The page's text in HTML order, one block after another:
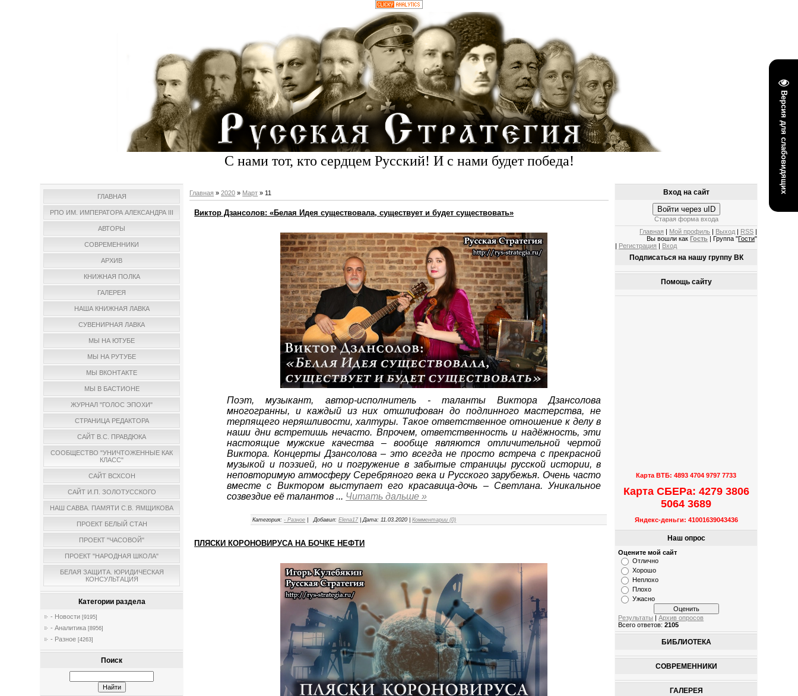
Версия для слабовидящих
С нами тот, кто сердцем Русский! И с нами будет победа!
ГЛАВНАЯ
РПО ИМ. ИМПЕРАТОРА АЛЕКСАНДРА III
АВТОРЫ
СОВРЕМЕННИКИ
АРХИВ
КНИЖНАЯ ПОЛКА
ГАЛЕРЕЯ
НАША КНИЖНАЯ ЛАВКА
СУВЕНИРНАЯ ЛАВКА
МЫ НА ЮТУБЕ
МЫ НА РУТУБЕ
МЫ ВКОНТАКТЕ
МЫ В БАСТИОНЕ
ЖУРНАЛ "ГОЛОС ЭПОХИ"
СТРАНИЦА РЕДАКТОРА
САЙТ В.С. ПРАВДЮКА
СООБЩЕСТВО "УНИЧТОЖЕННЫЕ КАК
КЛАСС"
САЙТ ВСХСОН
САЙТ И.П. ЗОЛОТУССКОГО
НАШ САВВА. ПАМЯТИ С.В. ЯМЩИКОВА
ПРОЕКТ БЕЛЫЙ СТАН
ПРОЕКТ "ЧАСОВОЙ"
ПРОЕКТ "НАРОДНАЯ ШКОЛА"
БЕЛАЯ ЗАЩИТА. ЮРИДИЧЕСКАЯ
КОНСУЛЬТАЦИЯ
Категории раздела
- Новости [9195]
- Аналитика [8956]
- Разное [4263]
Поиск
Главная »2020 » Март » 11
Виктор Дзансолов: «Белая Идея существовала, существует и будет существовать»
Поэт, музыкант, автор-исполнитель - таланты Виктора Дзансолова
многогранны, и каждый из них отшлифован до подлинного мастерства, не
терпящего неряшливости, халтуры. Такое ответственное отношение к делу в
наши дни встретишь нечасто. Впрочем, ответственность и надёжность, эти
настоящие мужские качества – вообще являются отличительной чертой
Виктора. Концерты Дзансолова – это всегда не просто встреча с прекрасной
музыкой и поэзией, но и погружение в забытые страницы русской истории, в
неповторимую атмосферу Серебряного века и Русского зарубежья. Очень часто
вместе с Виктором выступает его красавица-дочь – Светлана. Уникальное
созвездие её талантов... Читать дальше »
Категория: - Разное Добавил: Elena17 |Дата: 11.03.2020 |Комментарии (0)
ПЛЯСКИ КОРОНОВИРУСА НА БОЧКЕ НЕФТИ
Вход на сайт
Войти через uID
Старая форма входа
Главная
Мой профиль Выход RSS
Вы вошли как Гость | Группа "Гости"
Регистрация Вход
Подписаться на нашу группу ВК
Помощь сайту
Карта ВТБ: 4893 4704 9797 7733
Карта СБЕРа: 4279 3806
5064 3689
Яндекс-деньги: 41001639043436
Наш опрос
Оцените мой сайт
Отлично
Хорошо
Неплохо
Плохо
Ужасно
Результаты |Архив опросов
Всего ответов:2105
БИБЛИОТЕКА
СОВРЕМЕННИКИ
ГАЛЕРЕЯ